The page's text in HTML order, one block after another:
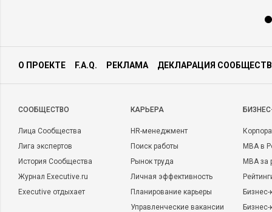
О ПРОЕКТЕ F.A.Q. РЕКЛАМА ДЕКЛАРАЦИЯ
CООБЩЕСТВО
Лица Сообщества
Лига экспертов
История Сообщества
Журнал Executive.ru
Executive отдыхает
КАРЬЕРА
HR-менеджмент
Поиск работы
Рынок труда
Личная эффективность
Планирование карьеры
Управленческие вакансии
MBA в
MBA
Бизнес-